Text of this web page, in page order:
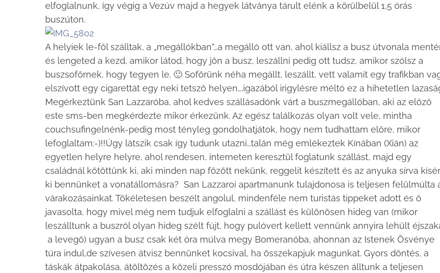
elfoglalnunk, így végig a Vezúv majd a hegyek látványa tárult elénk a körülbelül 1,5 órás
buszúton.
A helyiek le-föl szálltak, a „megállókban”…a megálló ott van, ahol kiállsz a busz útvonala
és lengeted a kezd, amikor látod, hogy jön a busz, leszállni pedig ott tudsz, amikor szólsz a
buszsofőrnek, hogy tegyen le. 🙂 Sofőrünk néha megállt, leszállt, vett valamit egy trafikban
elszívott egy cigarettát egy neki tetsző helyen….igazából irigylésre méltó ez a hihetetlen
Megérkeztünk San Lazzaróba, ahol kedves szállásadónk várt a buszmegállóban, aki az előző
este sms-ben megkérdezte mikor érkezünk. Az egész találkozás olyan volt vele, mintha
couchsufingelnénk-pedig most tényleg gondolhatjátok, hogy nem tudhattam előre, mikor
lefoglaltam:-)!!Úgy látszik csak így tudunk utazni…talán még emlékeztek Kínában (Xián) az
egyetlen helyre helyre, ahol rendesen, interneten keresztül foglatunk szállást, majd egy
családnál kötöttünk ki, aki minden nap főzött nekünk, reggelit készített és az anyuka sírva
ki bennünket a vonatállomásra? San Lazzaroi apartmanunk tulajdonosa is teljesen felülmúlta
várakozásainkat. Tökéletesen beszélt angolul, mindenféle nem turistás tippeket adott és ő
javasolta, hogy mivel még nem tudjuk elfoglalni a szállást és különösen hideg van (mikor
leszálltunk a buszról olyan hideg szélt fújt, hogy pulóvert kellett vennünk annyira lehűlt
a levegő) ugyan a busz csak két óra múlva megy Bomeranóba, ahonnan az Istenek Ösvénye
túra indul,de szívesen átvisz bennünket kocsival, ha összekapjuk magunkat. Gyors döntés, a
táskák átpakolása, átöltözés a közeli presszó mosdójában és útra készen álltunk a teljesen